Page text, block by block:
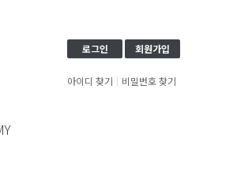
로그인 회원가입
아이디 찾기 비밀번호 찾기